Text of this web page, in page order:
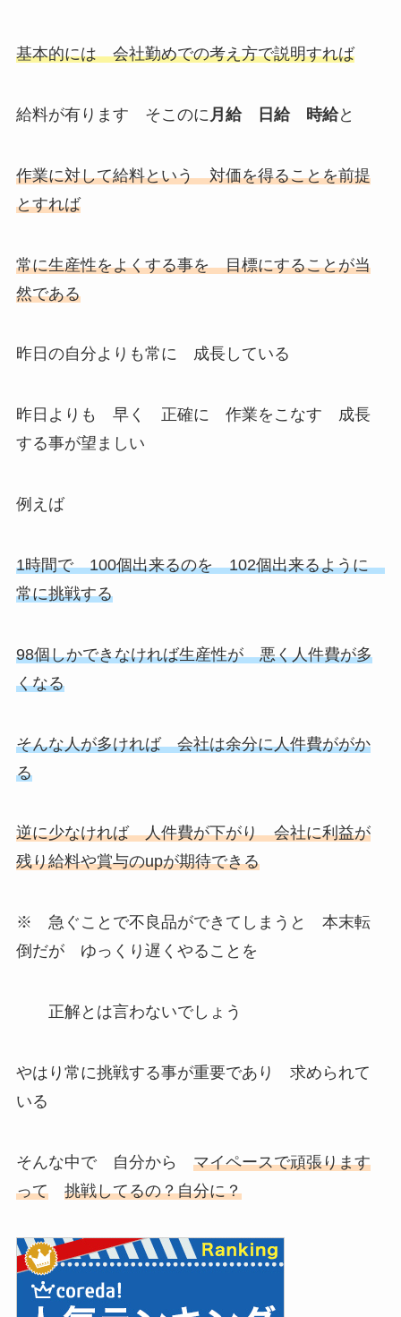
基本的には 会社勤めでの考え方で説明すれば
給料が有ります そこのに 月給 日給 時給と
作業に対して給料という 対価を得ることを前提
とすれば
常に生産性をよくする事を 目標にすることが当
然である
昨日の自分よりも常に 成長している
昨日よりも 早く 正確に 作業をこなす 成長
する事が望ましい
例えば
1時間で 100個出来るのを 102個出来るように
常に挑戦する
98個しかできなければ生産性が悪く人件費が多
くなる
そんな人が多ければ会社は余分に人件費ががか
る
逆に少なければ人件費が下がり 会社に利益が
残り給料や賞与のupが期待できる
※ 急ぐことで不良品ができてしまうと 本末転
倒だが ゆっくり遅くやることを
正解とは言わないでしょう
やはり常に挑戦する事が重要であり 求められて
いる
そんな中で 自分から マイペースで頑張ります
って
挑戦してるの？自分に？